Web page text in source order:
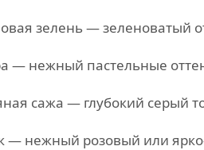
зелень — зеленоватый
— нежный пастельные
сажа — глубокий серый
— нежный розовый или